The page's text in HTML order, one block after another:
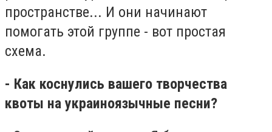
пространстве... И они начинают
помогать этой группе - вот простая
схема.
- Как коснулись вашего творчества
квоты на украиноязычные песни?